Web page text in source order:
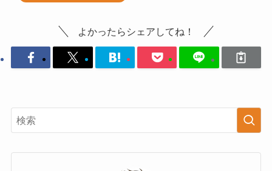
よかったらシェアしてね！